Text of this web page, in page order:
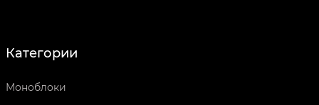
Категории
Моноблоки